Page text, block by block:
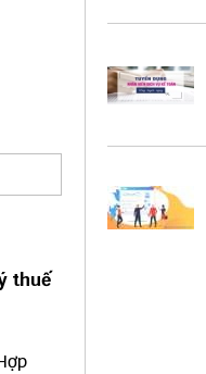
thuế